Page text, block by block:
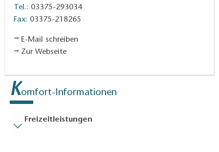
Tel.: 03375-293034
Fax: 03375-218265
E-Mail schreiben
Zur Webseite
Komfort-Informationen
Freizeitleistungen